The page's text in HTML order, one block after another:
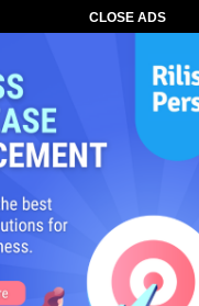
CLOSE ADS